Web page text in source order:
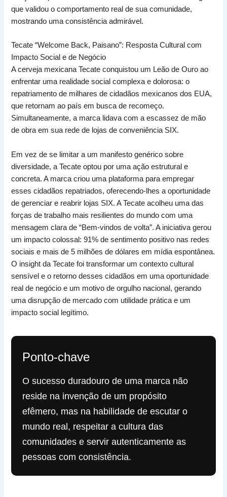
que validou o comportamento real de sua comunidade,
mostrando uma consistência admirável.
Tecate “Welcome Back, Paisano”: Resposta Cultural com
Impacto Social e de Negócio
A cerveja mexicana Tecate conquistou um Leão de Ouro ao
enfrentar uma realidade social complexa e dolorosa: o
repatriamento de milhares de cidadãos mexicanos dos EUA,
que retornam ao país em busca de recomeço.
Simultaneamente, a marca lidava com a escassez de mão
de obra em sua rede de lojas de conveniência SIX.
Em vez de se limitar a um manifesto genérico sobre
diversidade, a Tecate optou por uma ação estrutural e
concreta. A marca criou uma plataforma para empregar
esses cidadãos repatriados, oferecendo-lhes a oportunidade
de gerenciar e reabrir lojas SIX. A Tecate acolheu uma das
forças de trabalho mais resilientes do mundo com uma
mensagem clara de “Bem-vindos de volta”. A iniciativa gerou
um impacto colossal: 91% de sentimento positivo nas redes
sociais e mais de 5 milhões de dólares em mídia espontânea.
O insight da Tecate foi transformar um contexto cultural
sensível e o retorno desses cidadãos em uma oportunidade
real de negócio e um motivo de orgulho nacional, gerando
uma disrupção de mercado com utilidade prática e um
impacto social legítimo.
Ponto-chave
O sucesso duradouro de uma marca não
reside na invenção de um propósito
efêmero, mas na habilidade de escutar o
mundo real, respeitar a cultura das
comunidades e servir autenticamente as
pessoas com consistência.